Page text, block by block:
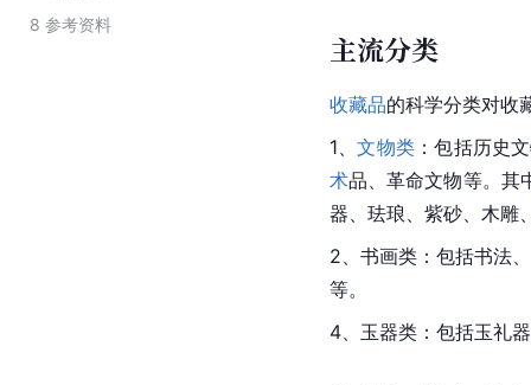
8 参考资料
主流分类
收藏品的科学分类对收
1、文物类 ：包括历史
术品、革命文物等。其
器、珐琅、紫砂、木雕
2、书画类：包括书法
等。
4、玉器类：包括玉礼